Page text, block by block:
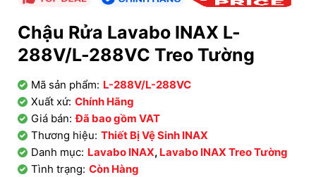
Chậu Rửa Lavabo INAX L-
288V/L-288VC Treo Tường
Mã sản phẩm: L-288V/L-288VC
Xuất xứ: Chính Hãng
Giá bán: Đã bao gồm VAT
Thương hiệu: Thiết Bị Vệ Sinh INAX
Danh mục: Lavabo INAX, Lavabo INAX Treo Tường
Tình trạng: Còn Hàng